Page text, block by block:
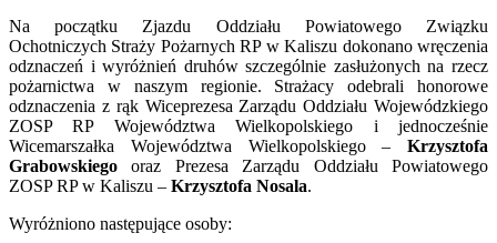
Na początku Zjazdu Oddziału Powiatowego Związku
Ochotniczych Straży Pożarnych RP w Kaliszu dokonano wręczenia
odznaczeń i wyróżnień druhów szczególnie zasłużonych na rzecz
pożarnictwa w naszym regionie. Strażacy odebrali honorowe
odznaczenia z rąk Wiceprezesa Zarządu Oddziału Wojewódzkiego
ZOSP RP Województwa Wielkopolskiego i jednocześnie
Wicemarszałka Województwa Wielkopolskiego – Krzysztofa
Grabowskiego oraz Prezesa Zarządu Oddziału Powiatowego
ZOSP RP w Kaliszu – Krzysztofa Nosala.
Wyróżniono następujące osoby: